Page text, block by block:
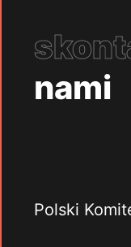
nami
Polski